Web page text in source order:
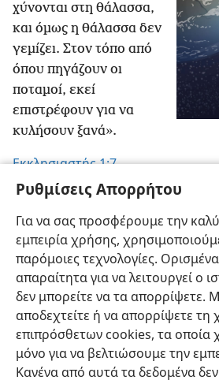
Ρυθμίσεις Απορρήτου
Για να σας προσφέρουμε την
εμπειρία χρήσης,
παρόμοιες τεχνολογίες.
απαραίτητα για να λειτουργεί ο
δεν μπορείτε να τα απορρίψετε.
αποδεχτείτε ή να απορρίψετε τη
επιπρόσθετων cookies, τα οποία
μόνο για να βελτιώσουμε την
Κανένα από αυτά τα δεδομένα
χύνονται στη θάλασσα,
και όμως η θάλασσα δεν
γεμίζει. Στον τόπο από
όπου πηγάζουν οι
ποταμοί, εκεί
επιστρέφουν για να
κυλήσουν ξανά».
Εκκλησιαστής 1:7
«Υπάρχει Αυτός που κατοικεί
της γης».
Ησαΐας 40:22
Ελληνική Κοινή Χρήση
Copyright© 2026 Watch Tower Bible and